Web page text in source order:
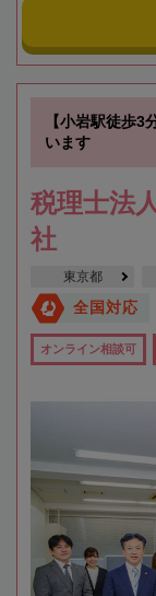
【小岩駅徒歩
います
税理士法
社
東京都
全国対応
オンライン相談可